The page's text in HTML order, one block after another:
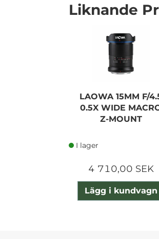
Liknande
LAOWA 15MM F/
0.5X WIDE
Z-MOUNT
I lager
4 710,00 SEK
Lägg i kundvagn